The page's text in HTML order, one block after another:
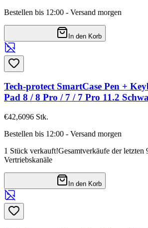
Bestellen bis 12:00 - Versand morgen
In den Korb
Tech-protect SmartCase Pen +
Pad 8 / 8 Pro / 7 / 7 Pro 11.2
€42,6096 Stk.
Bestellen bis 12:00 - Versand morgen
1 Stück verkauft!Gesamtverkäufe der letzten
Vertriebskanäle
In den Korb